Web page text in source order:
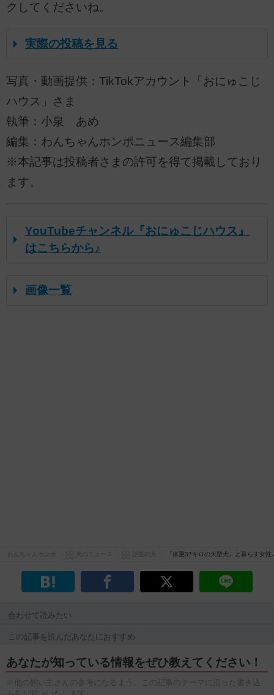
クしてくださいね。
実際の投稿を見る
写真・動画提供：TikTokアカウント「おにゅこじ
ハウス」さま
執筆：小泉 あめ
編集：わんちゃんホンポニュース編集部
※本記事は投稿者さまの許可を得て掲載しており
ます。
YouTubeチャンネル『おにゅこじハウス』
はこちらから♪
画像一覧
『体重37キロの大型犬』と暮らす女
合わせて読みたい
この記事を読んだあなたにおすすめ
あなたが知っている情報をぜひ教えてください！
※他の飼い主さんの参考になるよう、この記事のテーマに沿った書き込